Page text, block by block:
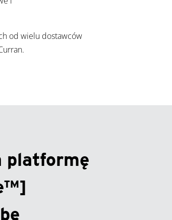
od wielu dostawców
platformę